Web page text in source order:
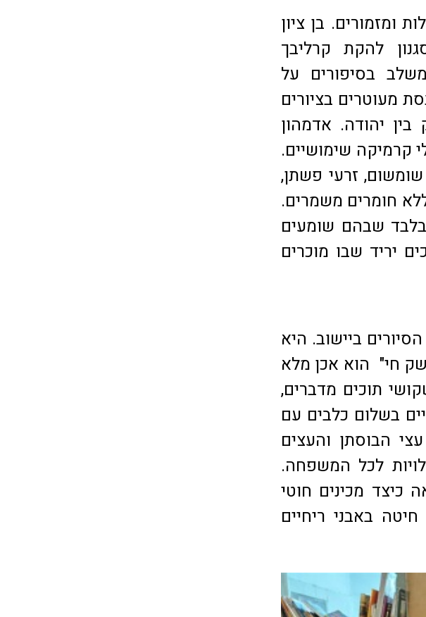
ומזמורים. בן ציון
להקת קרליבך
בסיפורים על
מעוטרים בציורים
יהודה. אדמהון
קרמיקה שימושיים.
שומשום, זרעי פשתן,
חומרים משמרים.
שבהם שומעים
יריד שבו מוכרים
ביישוב. היא
חי" הוא אכן מלא
תוכים מדברים,
בשלום כלבים עם
הבוסתן והעצים
לכל המשפחה.
כיצד מכינים חוטי
באבני ריחיים